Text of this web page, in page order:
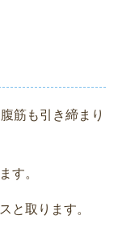
筋も引き締まり
す。
と取ります。